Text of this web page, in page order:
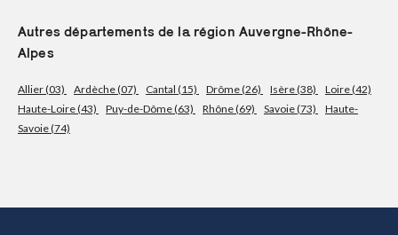
Autres départements de la région Auvergne-Rhône-
Alpes
Allier (03) Ardèche (07) Cantal (15) Drôme (26) Isère (38)
Loire (42)
Haute-Loire (43)
Puy-de-Dôme (63) Rhône (69) Savoie (73)
Haute-
Savoie (74)